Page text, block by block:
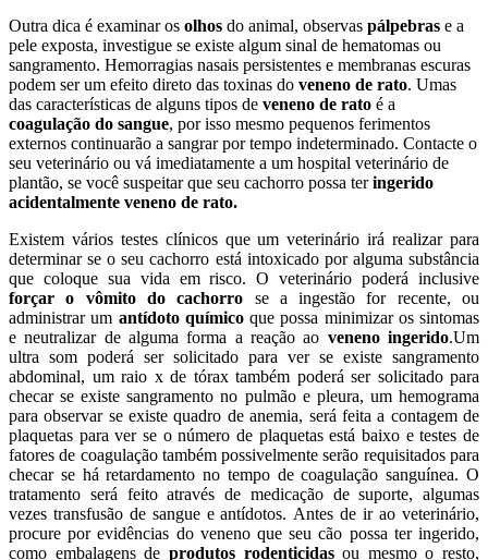
Outra dica é examinar os olhos do animal, observas pálpebras e a
pele exposta, investigue se existe algum sinal de hematomas ou
sangramento. Hemorragias nasais persistentes e membranas escuras
podem ser um efeito direto das toxinas do veneno de rato. Umas
das características de alguns tipos de veneno de rato é a
coagulação do sangue, por isso mesmo pequenos ferimentos
externos continuarão a sangrar por tempo indeterminado. Contacte o
seu veterinário ou vá imediatamente a um hospital veterinário de
plantão, se você suspeitar que seu cachorro possa teringerido
acidentalmente veneno de rato.
Existem vários testes clínicos que um veterinário irá realizar para
determinar se o seu cachorro está intoxicado por alguma substância
que coloque sua vida em risco. O veterinário poderá inclusive
forçar o vômito do cachorro se a ingestão for recente, ou
administrar um antídoto químicoque possa minimizar os sintomas
e neutralizar de alguma forma a reação ao veneno ingerido.Um
ultra som poderá ser solicitado para ver se existe sangramento
abdominal, um raio x de tórax também poderá ser solicitado para
checar se existe sangramento no pulmão e pleura, um hemograma
para observar se existe quadro de anemia, será feita a contagem de
plaquetas para ver se o número de plaquetas está baixo e testes de
fatores de coagulação também possivelmente serão requisitados para
checar se há retardamento no tempo de coagulação sanguínea. O
tratamento será feito através de medicação de suporte, algumas
vezes transfusão de sangue e antídotos. Antes de ir ao veterinário,
procure por evidências do veneno que seu cão possa ter ingerido,
como embalagens de produtos rodenticidasou mesmo o resto,